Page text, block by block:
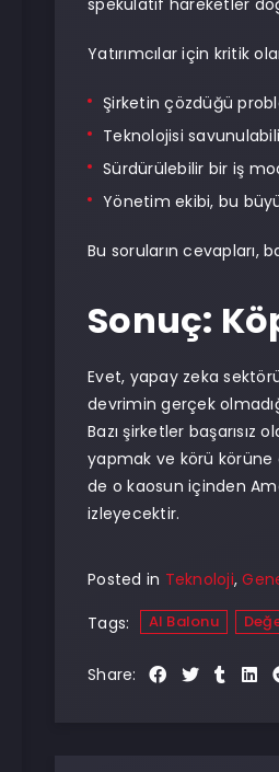
spekülatif hareketler
Yatırımcılar için kritik
Şirketin çözdüğü
Teknolojisi
Sürdürülebilir bir iş
Yönetim ekibi, bu
Bu soruların cevapları,
Sonuç:
Evet, yapay zeka
devrimin gerçek
Bazı şirketler
yapmak ve körü körüne
de o kaosun içinden
izleyecektir.
Posted in Teknoloji,
Tags:
AI Balonu
Share: